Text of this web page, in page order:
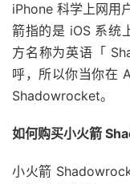
iPhone 科学上网用
箭指的是 iOS 系统
方名称为英语「
呼，所以你当你在
Shadowrocket。
如何购买小火箭
小火箭